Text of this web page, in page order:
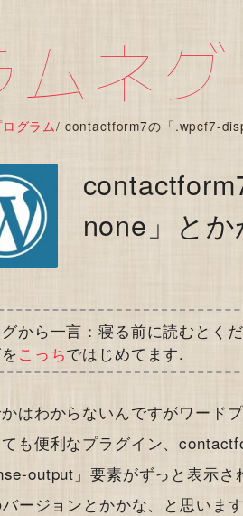
ムネグ
ログラム/ contactform7の「.wpcf7-
none」と
から一言：寝る前に読むとく
こっちではじめてます.
はわからないんですがワード
も便利なプラグイン、
output」要素がずっと表示さ
ージョンとかかな、と思いま